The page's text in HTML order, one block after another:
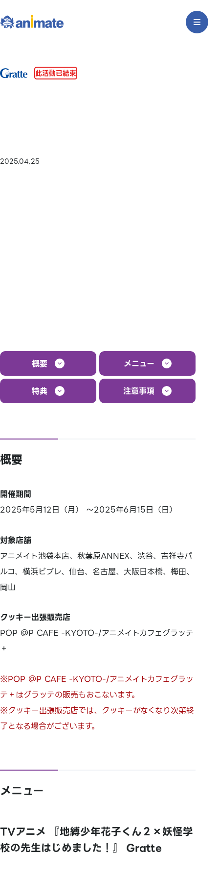
此活動已結束
2025.04.25
概要 メニュー
特典 注意事項
概要
開催期間
2025年5月12日（月） ～2025年6月15日（日）
対象店舗
アニメイト池袋本店、秋葉原ANNEX、渋谷、吉祥寺パ
ルコ、横浜ビブレ、仙台、名古屋、大阪日本橋、梅田、
岡山
クッキー出張販売店
POP ＠P CAFE -KYOTO-/アニメイトカフェグラッテ
＋
※POP ＠P CAFE -KYOTO-/アニメイトカフェグラッ
テ＋はグラッテの販売もおこないます。
※クッキー出張販売店では、クッキーがなくなり次第終
了となる場合がございます。
メニュー
TVアニメ 『地縛少年花子くん２×妖怪学
校の先生はじめました！』 Gratte